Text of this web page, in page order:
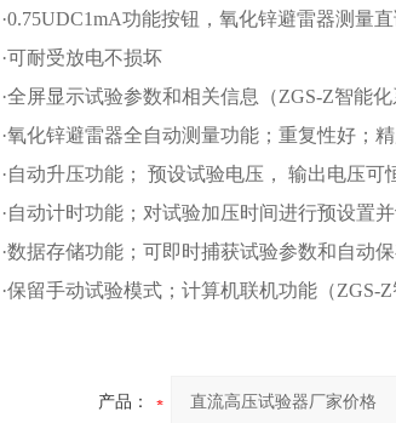
·0.75UDC1mA功能按钮，氧化锌避雷器测量
·可耐受放电不损坏
·全屏显示试验参数和相关信息（ZGS-Z智能化
·氧化锌避雷器全自动测量功能；重复性好；
·自动升压功能； 预设试验电压， 输出电压可
·自动计时功能；对试验加压时间进行预设置
·数据存储功能；可即时捕获试验参数和自动
·保留手动试验模式；计算机联机功能（ZGS-Z
产品：